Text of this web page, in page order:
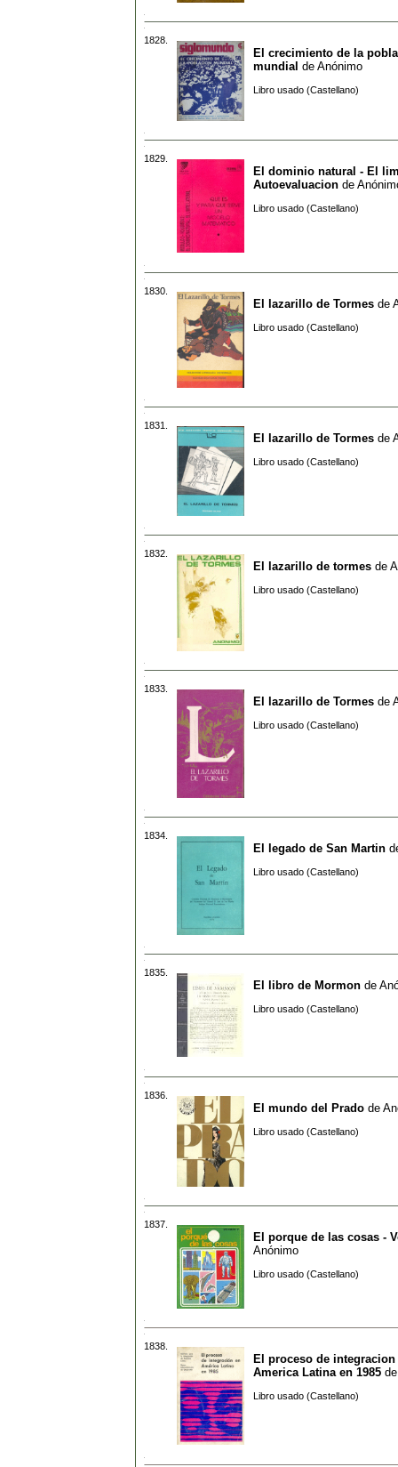
1828.
El crecimiento de la
mundial de Anónimo
Libro usado (Castellano)
1829.
El dominio natural - El
Autoevaluacion de
Libro usado (Castellano)
1830.
El lazarillo de Tormes de
Libro usado (Castellano)
1831.
El lazarillo de Tormes de
Libro usado (Castellano)
1832.
El lazarillo de tormes de
Libro usado (Castellano)
1833.
El lazarillo de Tormes de
Libro usado (Castellano)
1834.
El legado de San Martin
Libro usado (Castellano)
1835.
El libro de Mormon de
Libro usado (Castellano)
1836.
El mundo del Prado de
Libro usado (Castellano)
1837.
El porque de las cosas -
Anónimo
Libro usado (Castellano)
1838.
El proceso de integracion
America Latina en 1985
Libro usado (Castellano)